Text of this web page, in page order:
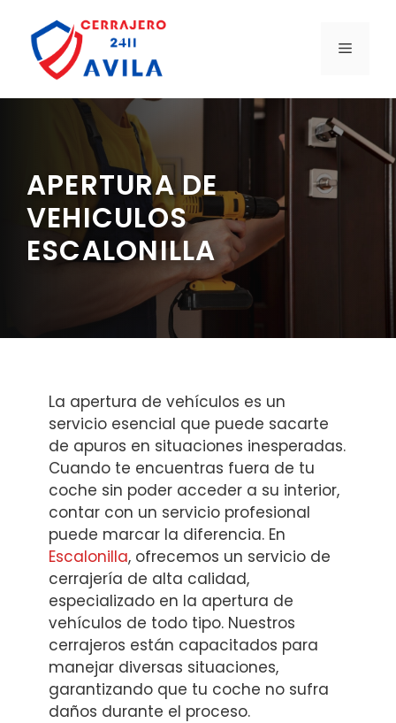
contenido
MENÚ
APERTURA DE
VEHICULOS
ESCALONILLA
La apertura de vehículos es un
servicio esencial que puede sacarte
de apuros en situaciones inesperadas.
Cuando te encuentras fuera de tu
coche sin poder acceder a su interior,
contar con un servicio profesional
puede marcar la diferencia. En
Escalonilla, ofrecemos un servicio de
cerrajería de alta calidad,
especializado en la apertura de
vehículos de todo tipo. Nuestros
cerrajeros están capacitados para
manejar diversas situaciones,
garantizando que tu coche no sufra
daños durante el proceso.